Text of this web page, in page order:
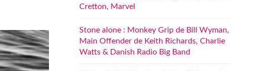
Cretton, Marvel
Stone alone : Monkey Grip de Bill Wyman,
Main Offender de Keith Richards, Charlie
Watts & Danish Radio Big Band